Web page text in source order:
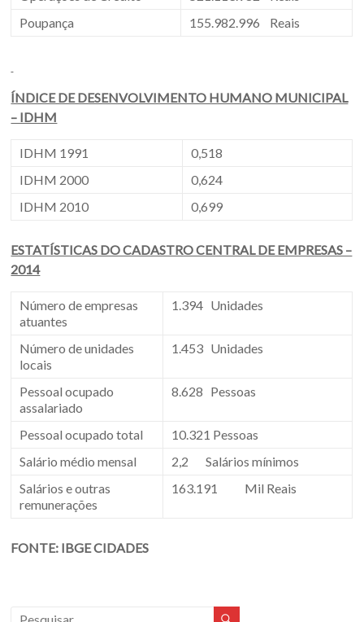
Poupança
155.982.996 Reais
ÍNDICE DE DESENVOLVIMENTO HUMANO MUNICIPAL
– IDHM
IDHM 1991
0,518
IDHM 2000
0,624
IDHM 2010
0,699
ESTATÍSTICAS DO CADASTRO CENTRAL DE EMPRESAS –
2014
Número de empresas
atuantes
1.394 Unidades
Número de unidades
locais
1.453 Unidades
Pessoal ocupado
assalariado
8.628 Pessoas
Pessoal ocupado total
10.321 Pessoas
Salário médio mensal
2,2 Salários mínimos
Salários e outras
remunerações
163.191 Mil Reais
FONTE: IBGE CIDADES